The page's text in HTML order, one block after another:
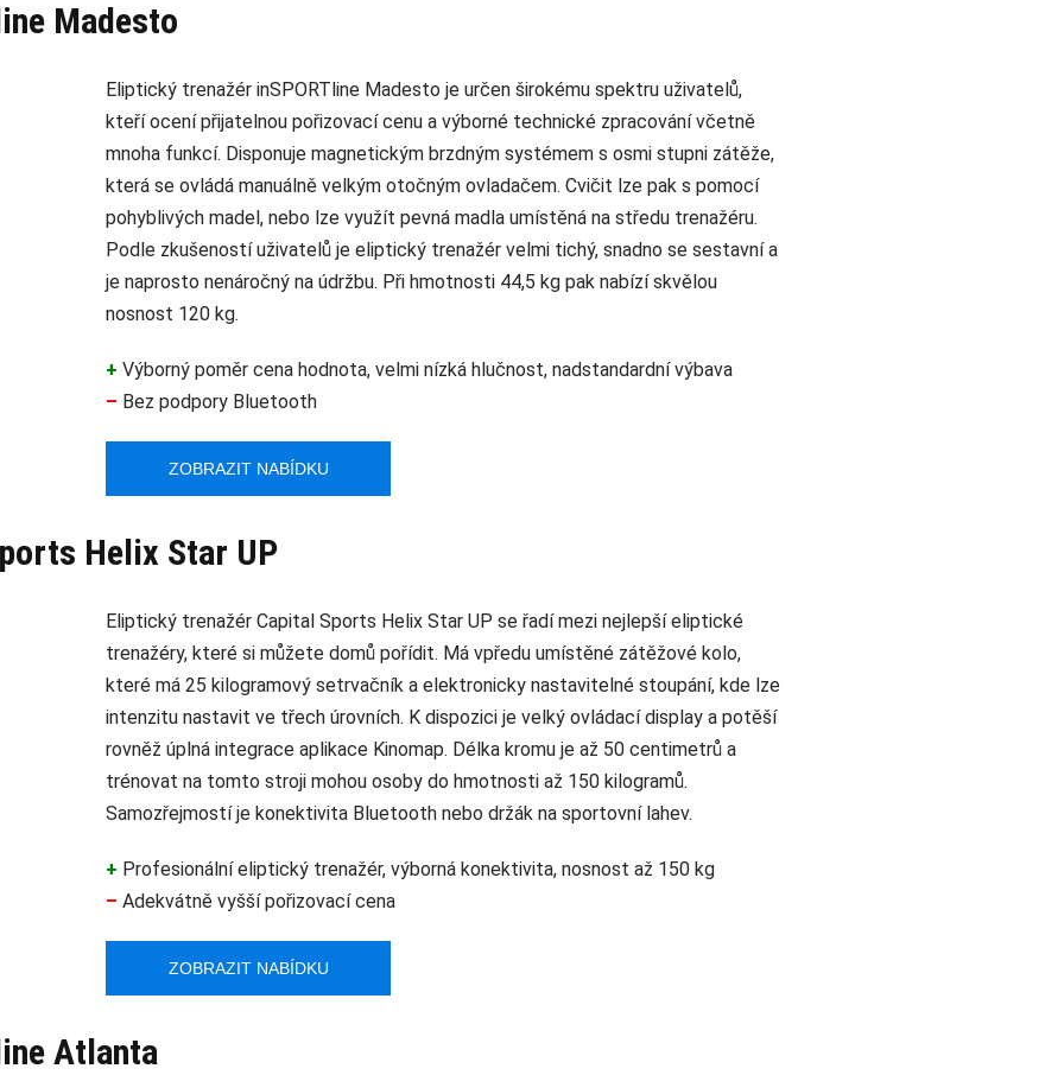
Madesto
Eliptický trenažér inSPORTline Madesto je určen širokému spektru uživatelů,
kteří ocení přijatelnou pořizovací cenu a výborné technické zpracování včetně
mnoha funkcí. Disponuje magnetickým brzdným systémem s osmi stupni zátěže,
která se ovládá manuálně velkým otočným ovladačem. Cvičit lze pak s pomocí
pohyblivých madel, nebo lze využít pevná madla umístěná na středu trenažéru.
Podle zkušeností uživatelů je eliptický trenažér velmi tichý, snadno se sestavní a
je naprosto nenáročný na údržbu. Při hmotnosti 44,5 kg pak nabízí skvělou
nosnost 120 kg.
+ Výborný poměr cena hodnota, velmi nízká hlučnost, nadstandardní výbava
– Bez podpory Bluetooth
ZOBRAZIT NABÍDKU
Helix Star UP
Eliptický trenažér Capital Sports Helix Star UP se řadí mezi nejlepší eliptické
trenažéry, které si můžete domů pořídit. Má vpředu umístěné zátěžové kolo,
které má 25 kilogramový setrvačník a elektronicky nastavitelné stoupání, kde lze
intenzitu nastavit ve třech úrovních. K dispozici je velký ovládací display a potěší
rovněž úplná integrace aplikace Kinomap. Délka kromu je až 50 centimetrů a
trénovat na tomto stroji mohou osoby do hmotnosti až 150 kilogramů.
Samozřejmostí je konektivita Bluetooth nebo držák na sportovní lahev.
+ Profesionální eliptický trenažér, výborná konektivita, nosnost až 150 kg
– Adekvátně vyšší pořizovací cena
ZOBRAZIT NABÍDKU
Atlanta